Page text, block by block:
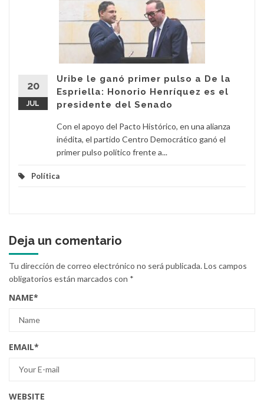
20
JUL
Uribe le ganó primer pulso a De la
Espriella: Honorio Henríquez es el
presidente del Senado
Con el apoyo del Pacto Histórico, en una alianza
inédita, el partido Centro Democrático ganó el
primer pulso político frente a...
Política
Deja un comentario
Tu dirección de correo electrónico no será publicada.Los campos
obligatorios están marcados con *
NAME*
EMAIL*
WEBSITE